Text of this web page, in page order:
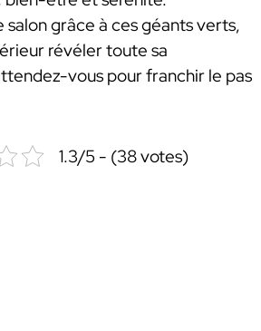
grâce à ces géants verts,
révéler toute sa
vous pour franchir le pas
1.3/5 - (38 votes)